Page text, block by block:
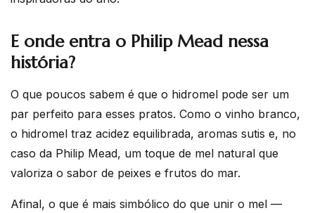
E onde entra o Philip Mead nessa
história?
O que poucos sabem é que o hidromel pode ser um
par perfeito para esses pratos. Como o vinho branco,
o hidromel traz acidez equilibrada, aromas sutis e, no
caso da Philip Mead, um toque de mel natural que
valoriza o sabor de peixes e frutos do mar.
Afinal, o que é mais simbólico do que unir o mel —